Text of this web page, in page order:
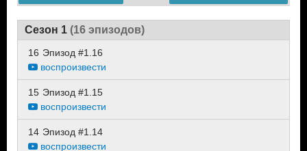
Сезон 1 (16 эпизодов)
16 Эпизод #1.16
воспроизвести
15 Эпизод #1.15
воспроизвести
14 Эпизод #1.14
воспроизвести